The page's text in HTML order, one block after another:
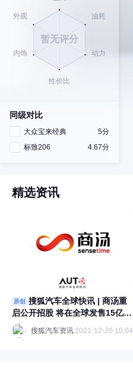
同级对比
大众宝来经典
5分
标致206
4.67分
精选资讯
原创
搜狐汽车全球快讯 | 商汤重
启公开招股 将在全球发售15亿股
股份
搜狐汽车资讯2021-12-20 10:04